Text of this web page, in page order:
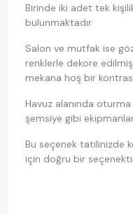
Birinde iki adet tek
bulunmaktadır.
Salon ve mutfak ise
renklerle dekore
mekana hoş bir
Havuz alanında
şemsiye gibi
Bu seçenek tatilinizde
için doğru bir